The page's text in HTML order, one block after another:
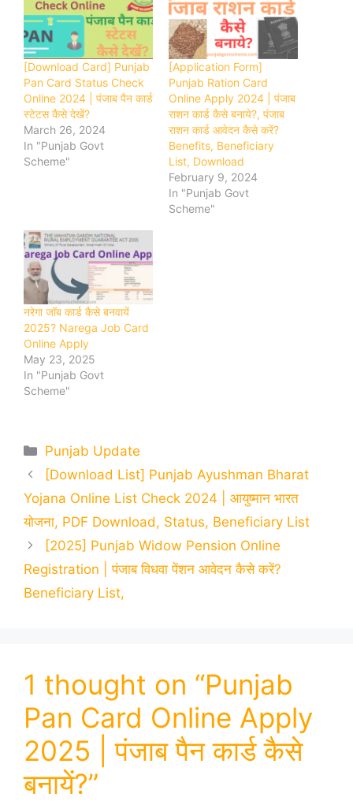
[Download Card] Punjab
Pan Card Status Check
Online 2024 | पंजाब पैन कार्ड
स्टेटस कैसे देखें?
March 26, 2024
In "Punjab Govt
Scheme"
[Application Form]
Punjab Ration Card
Online Apply 2024 | पंजाब
राशन कार्ड कैसे बनाये?, पंजाब
राशन कार्ड आवेदन कैसे करें?
Benefits, Beneficiary
List, Download
February 9, 2024
In "Punjab Govt
Scheme"
नरेगा जॉब कार्ड कैसे बनवायें
2025? Narega Job Card
Online Apply
May 23, 2025
In "Punjab Govt
Scheme"
Categories
Punjab Update
[Download List] Punjab Ayushman Bharat
Yojana Online List Check 2024 | आयुष्मान भारत
योजना, PDF Download, Status, Beneficiary List
[2025] Punjab Widow Pension Online
Registration | पंजाब विधवा पेंशन आवेदन कैसे करें?
Beneficiary List,
1 thought on “Punjab
Pan Card Online Apply
2025 | पंजाब पैन कार्ड कैसे
बनायें?”